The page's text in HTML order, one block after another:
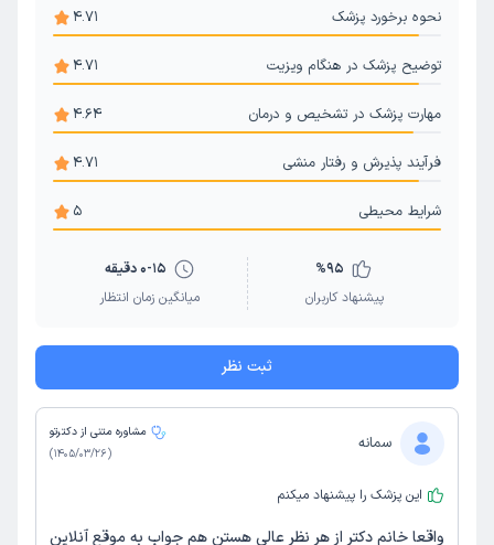
نحوه برخورد پزشک 4.71
توضیح پزشک در هنگام ویزیت 4.71
مهارت پزشک در تشخیص و درمان 4.64
فرآیند پذیرش و رفتار منشی 4.71
شرایط محیطی 5
%95
پیشنهاد کاربران
0-15 دقیقه
میانگین زمان انتظار
ثبت نظر
سمانه
مشاوره متنی از دکترتو
(
1405/03/26
)
این پزشک را پیشنهاد میکنم
واقعا خانم دکتر از هر نظر عالی هستن هم جواب به موقع آنلاین